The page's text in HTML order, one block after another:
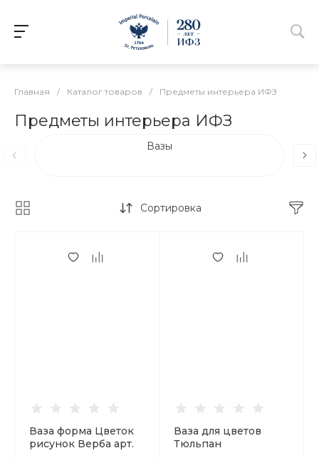
Главная / Каталог товаров / Предметы интерьера ИФЗ
Предметы интерьера ИФЗ
Вазы
Сортировка
Ваза форма Цветок
рисунок Верба арт.
Ваза для цветов
Тюльпан